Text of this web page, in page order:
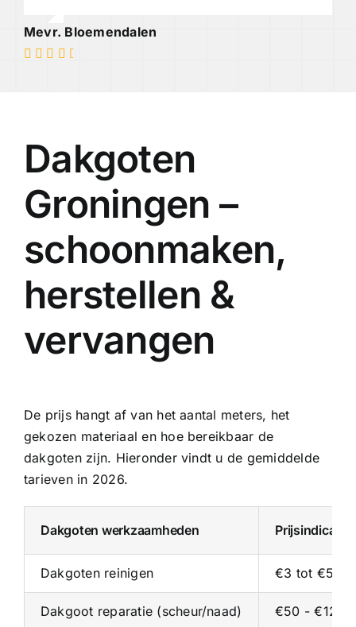
Mevr. Bloemendalen
Dakgoten
Groningen –
schoonmaken,
herstellen &
vervangen
De prijs hangt af van het aantal meters, het
gekozen materiaal en hoe bereikbaar de
dakgoten zijn. Hieronder vindt u de gemiddelde
tarieven in 2026.
Dakgoten werkzaamheden Prijsindicatie
Dakgoten reinigen €3 tot €5
Dakgoot reparatie (scheur/naad) €50 - €125